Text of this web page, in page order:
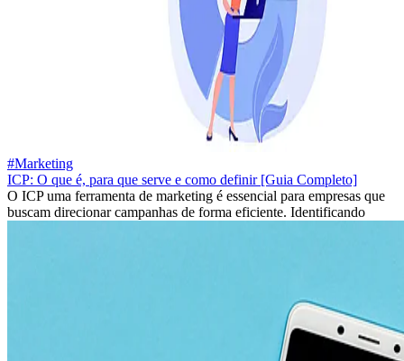
#Marketing
ICP: O que é, para que serve e como definir [Guia Completo]
O ICP uma ferramenta de marketing é essencial para empresas que
buscam direcionar campanhas de forma eficiente. Identificando